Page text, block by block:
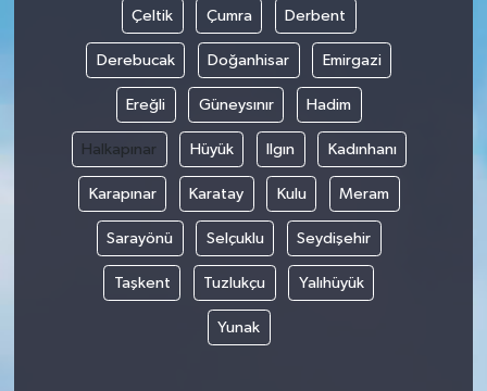
Çeltik Çumra Derbent
Derebucak Doğanhisar Emirgazi
Ereğli Güneysınır Hadim
Halkapınar Hüyük Ilgın Kadınhanı
Karapınar Karatay Kulu Meram
Sarayönü Selçuklu Seydişehir
Taşkent Tuzlukçu Yalıhüyük
Yunak